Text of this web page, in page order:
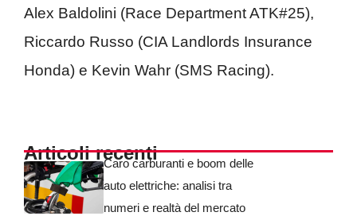
Alex Baldolini (Race Department ATK#25),
Riccardo Russo (CIA Landlords Insurance
Honda) e Kevin Wahr (SMS Racing).
Articoli recentiCaro carburanti e boom delle
auto elettriche: analisi tra
numeri e realtà del mercato